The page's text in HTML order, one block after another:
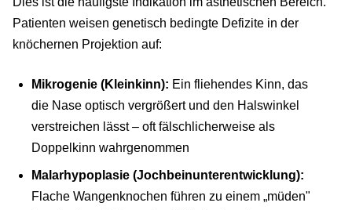
Patienten weisen genetisch bedingte Defizite in der
knöchernen Projektion auf:
Mikrogenie (Kleinkinn): Ein fliehendes Kinn, das
die Nase optisch vergrößert und den Halswinkel
verstreichen lässt – oft fälschlicherweise als
Doppelkinn wahrgenommen
Malarhypoplasie (Jochbeinunterentwicklung):
Flache Wangenknochen führen zu einem „müden"